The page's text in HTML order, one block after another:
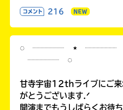
コメント 216 NEW
◌ ┈┈┈┈ ⋆ ┈┈┈┈
┈┈┈┈ ◌
甘寺宇宙12thライブにご来
がとうございます.ᐟ
開演までもうしばらくお待ち